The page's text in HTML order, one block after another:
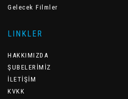
Gelecek Filmler
LINKLER
HAKKIMIZDA
ŞUBELERİMİZ
İLETİŞİM
KVKK